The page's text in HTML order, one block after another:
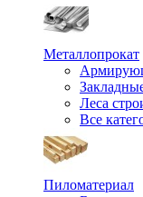
Металлопрокат
Леса
Все
Пиломатериал